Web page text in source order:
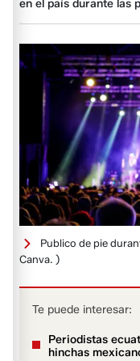
en el país durante las
Publico de pie
Canva. )
Te puede interesar:
Periodistas
hinchas